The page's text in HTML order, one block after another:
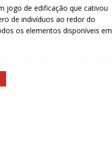
jogo de edificação que cativou
de indivíduos ao redor do
os elementos disponíveis em